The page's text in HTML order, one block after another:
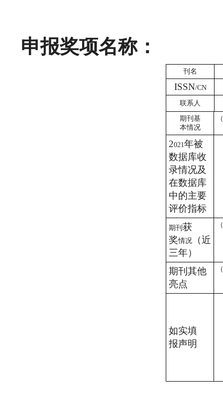
申报奖项名称：
刊名
ISSN/CN
联系人
期刊基
本情况
（
2021年被
数据库收
录情况及
在数据库
中的主要
评价指标
期刊 获
奖情况
（近
三年）
（
期刊其他
亮点
（
如实填
报声明